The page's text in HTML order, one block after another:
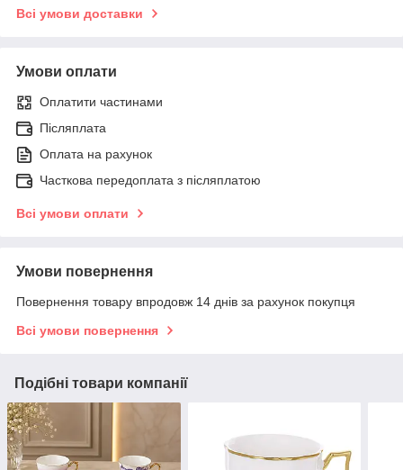
Всі умови доставки
Умови оплати
Оплатити частинами
Післяплата
Оплата на рахунок
Часткова передоплата з післяплатою
Всі умови оплати
Умови повернення
Повернення товару впродовж 14 днів за рахунок покупця
Всі умови повернення
Подібні товари компанії